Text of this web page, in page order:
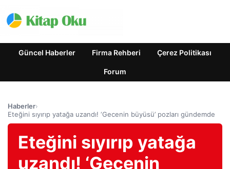
Güncel Haberler Firma Rehberi Çerez Politikası
Forum
Haberler›
Eteğini sıyırıp yatağa uzandı! ‘Gecenin büyüsü’ pozları gündemde
Eteğini sıyırıp yatağa
uzandı! ‘Gecenin